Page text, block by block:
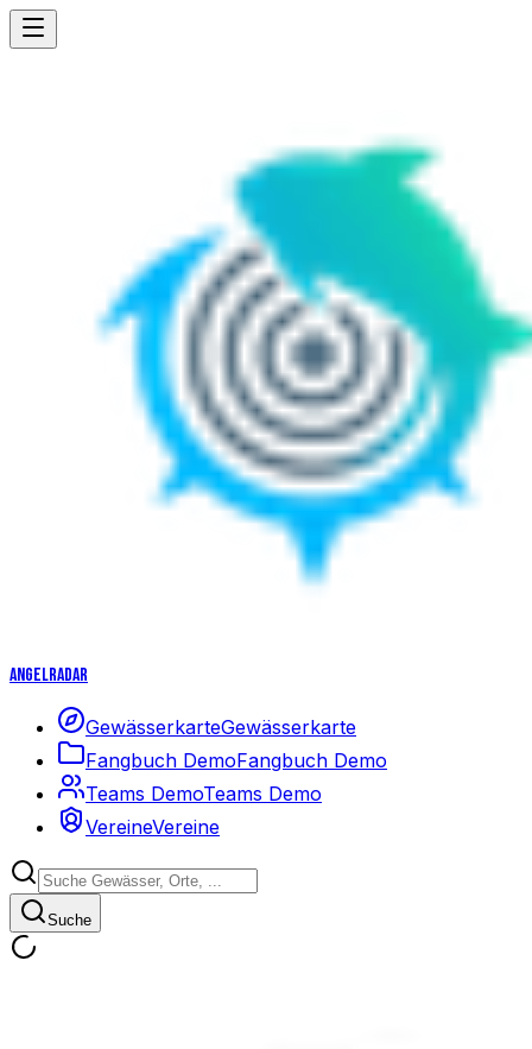
Angelradar
GewässerkarteGewässerkarte
Fangbuch DemoFangbuch Demo
Teams DemoTeams Demo
VereineVereine
Suche